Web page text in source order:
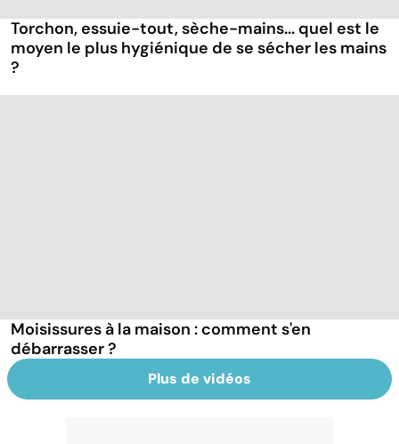
Torchon, essuie-tout, sèche-mains... quel est le
moyen le plus hygiénique de se sécher les mains
?
Moisissures à la maison : comment s'en
débarrasser ?
Plus de vidéos